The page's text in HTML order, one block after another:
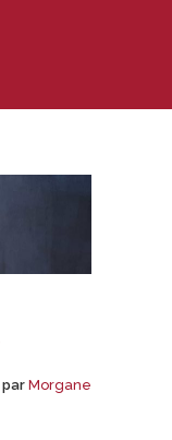
par Morgane